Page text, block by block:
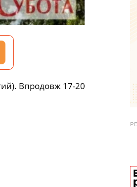
Впродовж 17-20